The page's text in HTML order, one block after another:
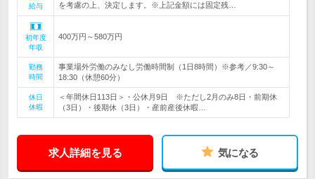
給与
を考慮の上、決定します。※上記金額には固定残…
初年度
年収
400万円～580万円
勤務
時間
事業場外労働のみなし労働時間制（1日8時間）※参考／9:30～
18:30（休憩60分）
休日
休暇
＜年間休日113日＞・公休月9日 ※ただし2月のみ8日・前期休
（3日）・後期休（3日）・産前産後休暇…
求人詳細を見る 気になる